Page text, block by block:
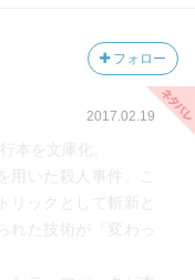
フォロー
2017.02.19
本を文庫化。
用いた殺人事件。こ
リックとして斬新と
れた技術が『変わっ